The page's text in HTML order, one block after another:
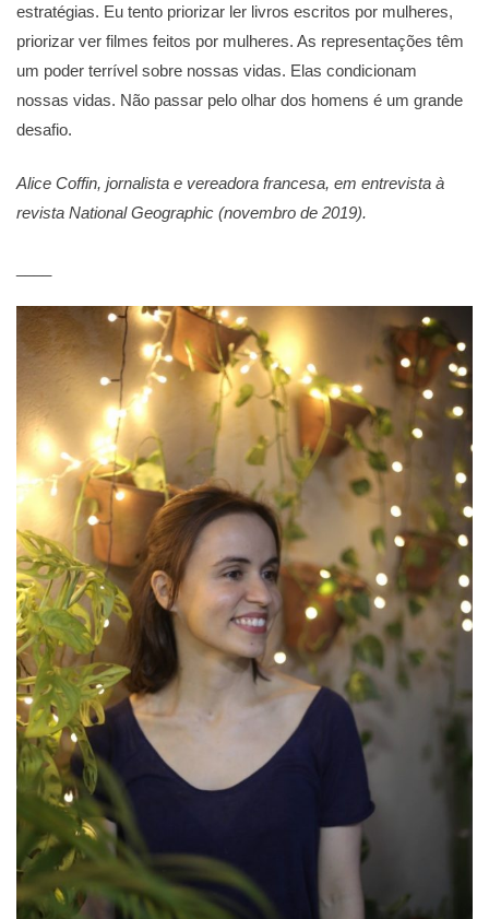
estratégias. Eu tento priorizar ler livros escritos por mulheres,
priorizar ver filmes feitos por mulheres. As representações têm
um poder terrível sobre nossas vidas. Elas condicionam
nossas vidas. Não passar pelo olhar dos homens é um grande
desafio.
Alice Coffin, jornalista e vereadora francesa, em entrevista à
revista National Geographic (novembro de 2019).